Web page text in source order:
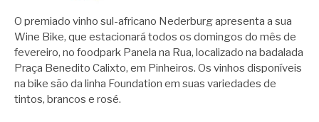
O premiado vinho sul-africano Nederburg apresenta a sua
Wine Bike, que estacionará todos os domingos do mês de
fevereiro, no foodpark Panela na Rua, localizado na badalada
Praça Benedito Calixto, em Pinheiros. Os vinhos disponíveis
na bike são da linha Foundation em suas variedades de
tintos, brancos e rosé.